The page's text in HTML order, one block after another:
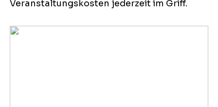
Veranstaltungskosten jederzeit im Griff.